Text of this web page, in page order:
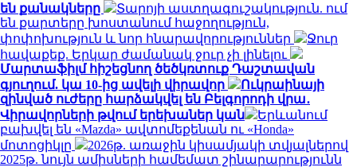
են քանակները
Տարոյի աստղագուշակություն. ում
են քարտերը խոստանում հաջողություն,
փոփոխություն և նոր հնարավորություններ
Ջուր
հավաքեք. Երկար ժամանակ ջուր չի լինելու
Մարտաֆիլմ հիշեցնող ծեծկռտուք Դաշտավան
գյուղում. կա 10-ից ավելի վիրավոր
Ուկրաինայի
զինված ուժերը հարձակվել են Բելգորոդի վրա․
Վիրավորների թվում երեխաներ կան
Երևանում
բախվել են «Mazda» ավտոմեքենան ու «Honda»
մոտոցիկլը
2026թ. առաջին կիսամյակի տվյալներով
2025թ. նույն ամիսների համեմատ շինարարությունն